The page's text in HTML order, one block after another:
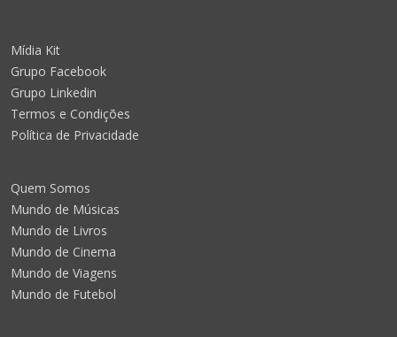
Mídia Kit
Grupo Facebook
Grupo Linkedin
Termos e Condições
Política de Privacidade
Quem Somos
Mundo de Músicas
Mundo de Livros
Mundo de Cinema
Mundo de Viagens
Mundo de Futebol